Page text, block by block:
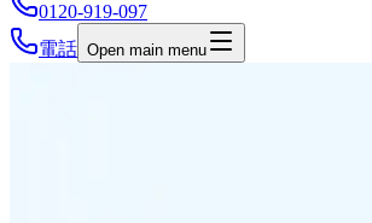
0120-919-097
電話 Open main menu